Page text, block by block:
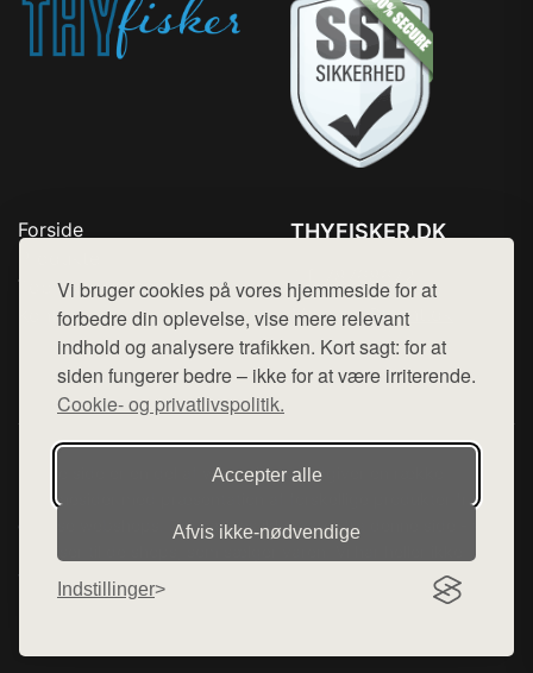
Vi bruger cookies på vores hjemmeside for at
forbedre din oplevelse, vise mere relevant
indhold og analysere trafikken. Kort sagt: for at
siden fungerer bedre – ikke for at være irriterende.
Cookie- og privatlivspolitik.
Accepter alle
Afvis ikke‑nødvendige
Indstillinger
Forside
Top Rabatter
Kontakt
THYFISKER.DK
Mail: hej@want.dk
Cookie- og privatlivspolitik
Denne side er en del af want.dk, der udgiver en række
hjemmesider med præsentation af forskellige produkter fra
diverse webshops. Der sælges ikke varer fra denne side - vi
henviser til de shops, som sælger varen. Vi har heller ikke
varerne på lager.